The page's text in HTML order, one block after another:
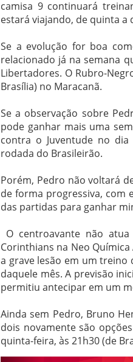
camisa 9 continuará
estará viajando, de quinta a
Se a evolução for boa
relacionado já na semana
Libertadores. O Rubro-
Brasília) no Maracanã.
Se a observação sobre
pode ganhar mais uma
contra o Juventude no
rodada do Brasileirão.
Porém, Pedro não voltará
de forma progressiva, com
das partidas para ganhar
O centroavante não
Corinthians na Neo
a grave lesão em um treino
daquele mês. A previsão
permitiu antecipar em um
Ainda sem Pedro, Bruno
dois novamente são
quinta-feira, às 21h30 (de